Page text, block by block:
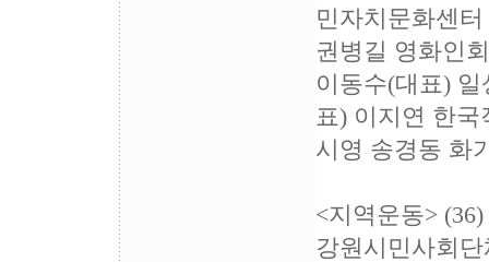
민자치문화센
권병길 영화인
이동수(대표)
표) 이지연 한
시영 송경동 화
<지역운동> (36)
강원시민사회